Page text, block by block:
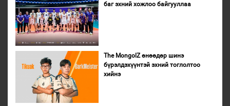
баг эхний хожлоо байгууллаа
The MongolZ өнөөдөр шинэ
бүрэлдэхүүнтэй эхний тоглолтоо
хийнэ